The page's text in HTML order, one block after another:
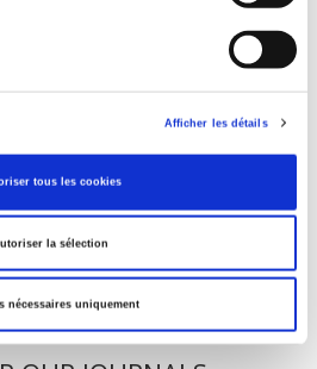
Afficher les détails
tous les cookies
la sélection
nécessaires uniquement